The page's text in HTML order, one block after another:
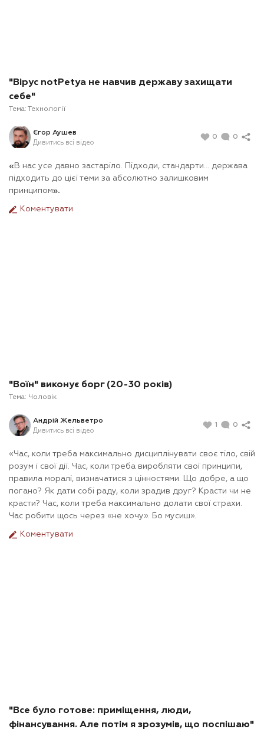
"Вірус notPetya не навчив державу захищати
себе"
Тема: Технології
Єгор Аушев
Дивитись всі відео
0 0
« В нас усе давно застаріло. Підходи, стандарти… держава
підходить до цієї теми за абсолютно залишковим
принципом».
Коментувати
"Воїн" виконує борг (20-30 років)
Тема: Чоловік
Андрій Жельветро
Дивитись всі відео
1 0
«Час, коли треба максимально дисциплінувати своє тіло, свій
розум і свої дії. Час, коли треба виробляти свої принципи,
правила моралі, визначатися з цінностями. Що добре, а що
погано? Як дати собі раду, коли зрадив друг? Красти чи не
красти? Час, коли треба максимально долати свої страхи.
Час робити щось через «не хочу». Бо мусиш».
Коментувати
"Все було готове: приміщення, люди,
фінансування. Але потім я зрозумів, що поспішаю"